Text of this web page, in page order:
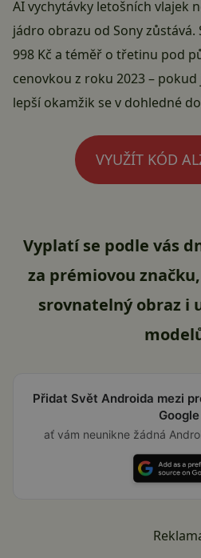
AI vychytávky letošních vlajek
jádro obrazu od Sony zůstává.
998 Kč a téměř o třetinu pod
cenovkou z roku 2023 – pokud
lepší okamžik se v dohledné
VYUŽÍT KÓD
Vyplatí se podle vás
za prémiovou
srovnatelný obraz i
Přidat Svět Androida mezi
Google
ať vám neunikne žádná